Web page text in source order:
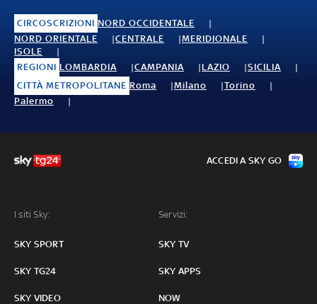
CIRCOSCRIZIONI NORD OCCIDENTALE
NORD ORIENTALE
CENTRALE
MERIDIONALE
ISOLE
REGIONI LOMBARDIA CAMPANIA LAZIO
SICILIA
CITTÀ METROPOLITANE Roma Milano
Torino
Palermo
I siti Sky:
SKY SPORT
SKY TG24
SKY VIDEO
Servizi:
SKY TV
SKY APPS
NOW
ACCEDI A SKY GO